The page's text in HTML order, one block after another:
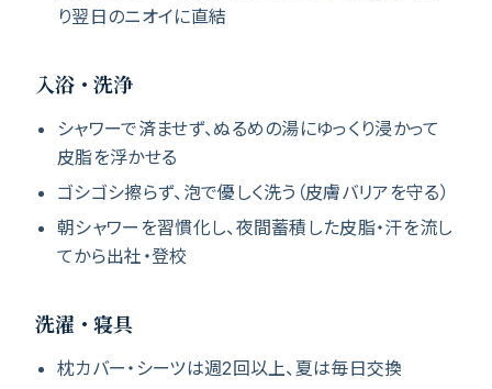
り翌日のニオイに直結
入浴・洗浄
シャワーで済ませず、ぬるめの湯にゆっくり浸かって
皮脂を浮かせる
ゴシゴシ擦らず、泡で優しく洗う（皮膚バリアを守る）
朝シャワーを習慣化し、夜間蓄積した皮脂・汗を流し
てから出社・登校
洗濯・寝具
枕カバー・シーツは週2回以上、夏は毎日交換